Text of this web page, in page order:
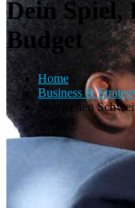
Dein Spiel,
Budget
Home
Business &
Interwetten